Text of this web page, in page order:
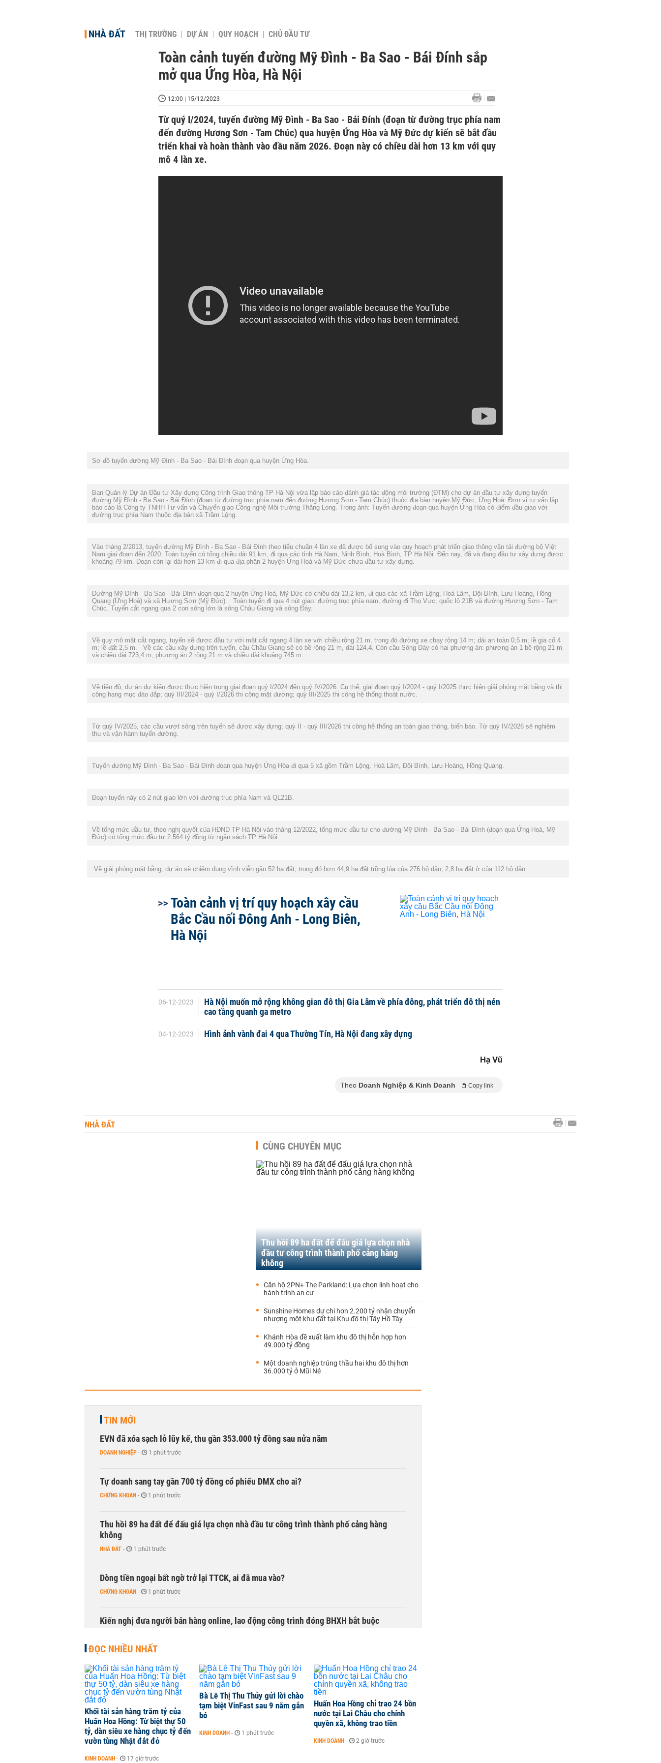
NHÀ ĐẤT THỊ TRƯỜNG DỰ ÁN QUY HOẠCH CHỦ ĐẦU TƯ
Toàn cảnh tuyến đường Mỹ Đình - Ba Sao - Bái Đính sắp
mở qua Ứng Hòa, Hà Nội
12:00 | 15/12/2023
Từ quý I/2024, tuyến đường Mỹ Đình - Ba Sao - Bái Đính (đoạn từ đường trục phía nam
đến đường Hương Sơn - Tam Chúc) qua huyện Ứng Hòa và Mỹ Đức dự kiến sẽ bắt đầu
triển khai và hoàn thành vào đầu năm 2026. Đoạn này có chiều dài hơn 13 km với quy
mô 4 làn xe.
Sơ đồ tuyến đường Mỹ Đình - Ba Sao - Bái Đính đoạn qua huyện Ứng Hòa.
Ban Quản lý Dự án Đầu tư Xây dựng Công trình Giao thông TP Hà Nội vừa lập báo cáo đánh giá tác động môi trường (ĐTM) cho dự án đầu tư xây dựng tuyến
đường Mỹ Đình - Ba Sao - Bái Đính (đoạn từ đường trục phía nam đến đường Hương Sơn - Tam Chúc) thuộc địa bàn huyện Mỹ Đức, Ứng Hoà. Đơn vị tư vấn lập
báo cáo là Công ty TNHH Tư vấn và Chuyển giao Công nghệ Môi trường Thăng Long. Trong ảnh: Tuyến đường đoạn qua huyện Ứng Hòa có điểm đầu giao với
đường trục phía Nam thuộc địa bàn xã Trầm Lộng.
Vào tháng 2/2013, tuyến đường Mỹ Đình - Ba Sao - Bái Đính theo tiểu chuẩn 4 làn xe đã được bổ sung vào quy hoạch phát triển giao thông vận tải đường bộ Việt
Nam giai đoạn đến 2020. Toàn tuyến có tổng chiều dài 91 km, đi qua các tỉnh Hà Nam, Ninh Bình, Hoà Bình, TP Hà Nội. Đến nay, đã và đang đầu tư xây dựng được
khoảng 79 km. Đoạn còn lại dài hơn 13 km đi qua địa phận 2 huyện Ứng Hoà và Mỹ Đức chưa đầu tư xây dựng.
Đường Mỹ Đình - Ba Sao - Bái Đính đoạn qua 2 huyện Ứng Hoà, Mỹ Đức có chiều dài 13,2 km, đi qua các xã Trầm Lộng, Hoà Lâm, Đội Bình, Lưu Hoàng, Hồng
Quang (Ứng Hoà) và xã Hương Sơn (Mỹ Đức). Toàn tuyến đi qua 4 nút giao: đường trục phía nam, đường đi Thọ Vực, quốc lộ 21B và đường Hương Sơn - Tam
Chúc. Tuyến cắt ngang qua 2 con sông lớn là sông Châu Giang và sông Đáy.
Về quy mô mặt cắt ngang, tuyến sẽ được đầu tư với mặt cắt ngang 4 làn xe với chiều rộng 21 m, trong đó đường xe chạy rộng 14 m; dải an toàn 0,5 m; lề gia cố 4
m; lề đất 2,5 m. Về các cầu xây dựng trên tuyến, cầu Châu Giang sẽ có bề rộng 21 m, dài 124,4. Còn cầu Sông Đáy có hai phương án: phương án 1 bề rộng 21 m
và chiều dài 723,4 m; phương án 2 rộng 21 m và chiều dài khoảng 745 m.
Về tiến độ, dự án dự kiến được thực hiện trong giai đoạn quý I/2024 đến quý IV/2026. Cụ thể, giai đoạn quý I/2024 - quý I/2025 thực hiện giải phóng mặt bằng và thi
công hạng mục đào đắp; quý III/2024 - quý I/2026 thi công mặt đường; quý III/2025 thi công hệ thống thoát nước.
Từ quý IV/2025, các cầu vượt sông trên tuyến sẽ được xây dựng; quý II - quý III/2026 thi công hệ thống an toàn giao thông, biển báo. Từ quý IV/2026 sẽ nghiệm
thu và vận hành tuyến đường.
Tuyến đường Mỹ Đình - Ba Sao - Bái Đính đoạn qua huyện Ứng Hòa đi qua 5 xã gồm Trầm Lộng, Hoà Lâm, Đội Bình, Lưu Hoàng, Hồng Quang.
Đoạn tuyến này có 2 nút giao lớn với đường trục phía Nam và QL21B.
Về tổng mức đầu tư, theo nghị quyết của HĐND TP Hà Nội vào tháng 12/2022, tổng mức đầu tư cho đường Mỹ Đình - Ba Sao - Bái Đính (đoạn qua Ứng Hoà, Mỹ
Đức) có tổng mức đầu tư 2.564 tỷ đồng từ ngân sách TP Hà Nội.
Về giải phóng mặt bằng, dự án sẽ chiếm dụng vĩnh viễn gần 52 ha đất, trong đó hơn 44,9 ha đất trồng lúa của 276 hộ dân; 2,8 ha đất ở của 112 hộ dân.
Toàn cảnh vị trí quy hoạch xây cầu
Bắc Cầu nối Đông Anh - Long Biên,
Hà Nội
06-12-2023
Hà Nội muốn mở rộng không gian đô thị Gia Lâm về phía đông, phát triển đô thị nén
cao tầng quanh ga metro
04-12-2023 Hình ảnh vành đai 4 qua Thường Tín, Hà Nội đang xây dựng
Hạ Vũ
Theo Doanh Nghiệp & Kinh Doanh Copy link
NHÀ ĐẤT
CÙNG CHUYÊN MỤC
Thu hồi 89 ha đất để đấu giá lựa chọn nhà
đầu tư công trình thành phố cảng hàng
không
Căn hộ 2PN+ The Parkland: Lựa chọn linh hoạt cho
hành trình an cư
Sunshine Homes dự chi hơn 2.200 tỷ nhận chuyển
nhượng một khu đất tại Khu đô thị Tây Hồ Tây
Khánh Hòa đề xuất làm khu đô thị hỗn hợp hơn
49.000 tỷ đồng
Một doanh nghiệp trúng thầu hai khu đô thị hơn
36.000 tỷ ở Mũi Né
TIN MỚI
EVN đã xóa sạch lỗ lũy kế, thu gần 353.000 tỷ đồng sau nửa năm
DOANH NGHIỆP - 1 phút trước
Tự doanh sang tay gần 700 tỷ đồng cổ phiếu DMX cho ai?
CHỨNG KHOÁN - 1 phút trước
Thu hồi 89 ha đất để đấu giá lựa chọn nhà đầu tư công trình thành phố cảng hàng
không
NHÀ ĐẤT - 1 phút trước
Dòng tiền ngoại bất ngờ trở lại TTCK, ai đã mua vào?
CHỨNG KHOÁN - 1 phút trước
Kiến nghị đưa người bán hàng online, lao động công trình đóng BHXH bắt buộc
ĐỌC NHIỀU NHẤT
Khối tài sản hàng trăm tỷ của
Huấn Hoa Hồng: Từ biệt thự 50
tỷ, dàn siêu xe hàng chục tỷ đến
vườn tùng Nhật đắt đỏ
KINH DOANH - 17 giờ trước
Bà Lê Thị Thu Thủy gửi lời chào
tạm biệt VinFast sau 9 năm gắn
bó
KINH DOANH - 1 phút trước
Huấn Hoa Hồng chỉ trao 24 bồn
nước tại Lai Châu cho chính
quyền xã, không trao tiền
KINH DOANH - 2 giờ trước